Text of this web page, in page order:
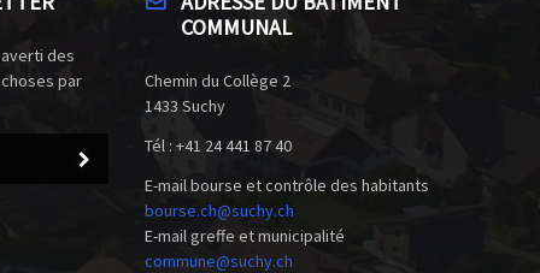
des
par
COMMUNAL
Chemin du Collège 2
1433 Suchy
Tél : +41 24 441 87 40
E-mail bourse et contrôle des habitants
bourse.ch@suchy.ch
E-mail greffe et municipalité
commune@suchy.ch